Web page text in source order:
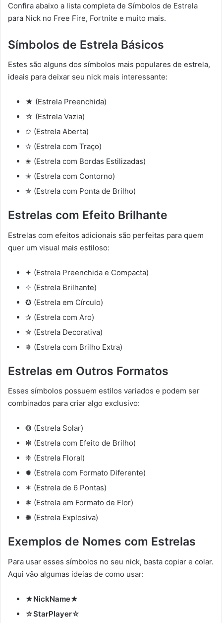
Confira abaixo a lista completa de Símbolos de Estrela
para Nick no Free Fire, Fortnite e muito mais.
Símbolos de Estrela Básicos
Estes são alguns dos símbolos mais populares de estrela,
ideais para deixar seu nick mais interessante:
★ (Estrela Preenchida)
☆ (Estrela Vazia)
✩ (Estrela Aberta)
✫ (Estrela com Traço)
✬ (Estrela com Bordas Estilizadas)
✭ (Estrela com Contorno)
✯ (Estrela com Ponta de Brilho)
Estrelas com Efeito Brilhante
Estrelas com efeitos adicionais são perfeitas para quem
quer um visual mais estiloso:
✦ (Estrela Preenchida e Compacta)
✧ (Estrela Brilhante)
✪ (Estrela em Círculo)
✰ (Estrela com Aro)
✮ (Estrela Decorativa)
✵ (Estrela com Brilho Extra)
Estrelas em Outros Formatos
Esses símbolos possuem estilos variados e podem ser
combinados para criar algo exclusivo:
❂ (Estrela Solar)
❇ (Estrela com Efeito de Brilho)
❈ (Estrela Floral)
✹ (Estrela com Formato Diferente)
✶ (Estrela de 6 Pontas)
❃ (Estrela em Formato de Flor)
✺ (Estrela Explosiva)
Exemplos de Nomes com Estrelas
Para usar esses símbolos no seu nick, basta copiar e colar.
Aqui vão algumas ideias de como usar:
★NickName★
☆StarPlayer☆